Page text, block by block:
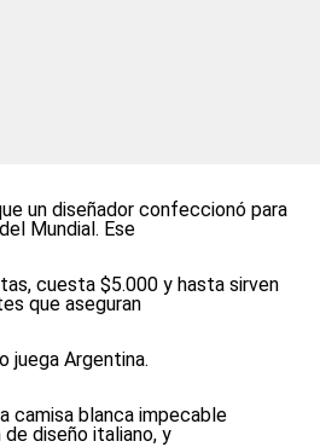
un diseñador confeccionó para
Mundial. Ese
cuesta $5.000 y hasta sirven
que aseguran
juega Argentina.
camisa blanca impecable
diseño italiano, y